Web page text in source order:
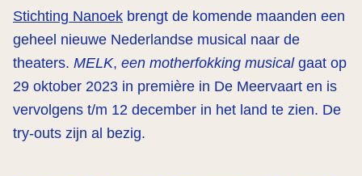
Stichting Nanoek brengt de komende maanden een
geheel nieuwe Nederlandse musical naar de
theaters. MELK, een motherfokking musicalgaat op
29 oktober 2023 in première in De Meervaart en is
vervolgens t/m 12 december in het land te zien. De
try-outs zijn al bezig.